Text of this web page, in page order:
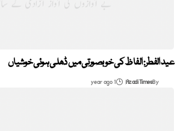
عید الفطر: الفاظ کی خوبصورتی میں ڈھلی ہوئی خوشیاں
By
Azadi Times
1 year ago